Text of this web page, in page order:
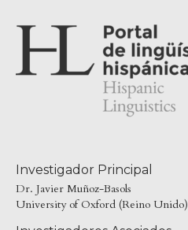
Investigador Principal
Dr. Javier Muñoz-Basols
University of Oxford (Reino Unido)